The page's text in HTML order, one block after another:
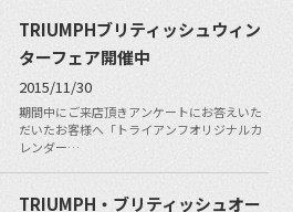
TRIUMPHブリティッシュウィン
ターフェア開催中
2015/11/30
期間中にご来店頂きアンケートにお答えいた
だいたお客様へ「トライアンフオリジナルカ
レンダー…
TRIUMPH・ブリティッシュオー